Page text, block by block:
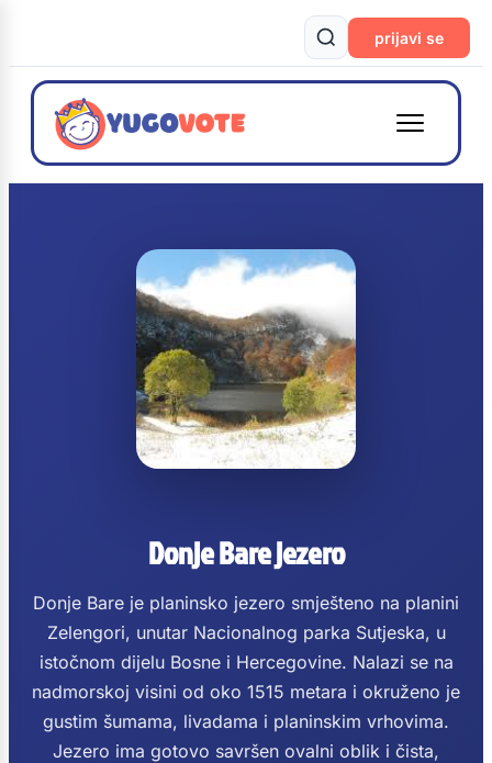
prijavi se
Donje Bare jezero
Donje Bare je planinsko jezero smješteno na planini
Zelengori, unutar Nacionalnog parka Sutjeska, u
istočnom dijelu Bosne i Hercegovine. Nalazi se na
nadmorskoj visini od oko 1515 metara i okruženo je
gustim šumama, livadama i planinskim vrhovima.
Jezero ima gotovo savršen ovalni oblik i čista,